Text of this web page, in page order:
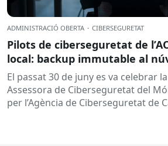
ADMINISTRACIÓ OBERTA · CIBERSEGURETAT
Pilots de ciberseguretat de
local: backup immutable al
El passat 30 de juny es va celebrar
Assessora de Ciberseguretat del
per l’Agència de Ciberseguretat de